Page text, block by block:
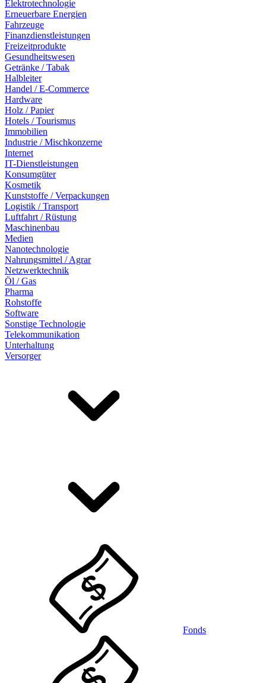
Elektrotechnologie
Erneuerbare Energien
Fahrzeuge
Finanzdienstleistungen
Freizeitprodukte
Gesundheitswesen
Getränke / Tabak
Halbleiter
Handel / E-Commerce
Hardware
Holz / Papier
Hotels / Tourismus
Immobilien
Industrie / Mischkonzerne
Internet
IT-Dienstleistungen
Konsumgüter
Kosmetik
Kunststoffe / Verpackungen
Logistik / Transport
Luftfahrt / Rüstung
Maschinenbau
Medien
Nanotechnologie
Nahrungsmittel / Agrar
Netzwerktechnik
Öl / Gas
Pharma
Rohstoffe
Software
Sonstige Technologie
Telekommunikation
Unterhaltung
Versorger
Fonds